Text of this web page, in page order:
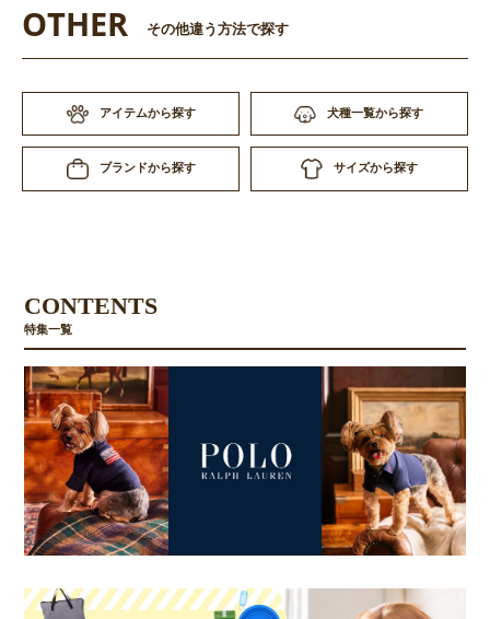
OTHER その他違う方法で探す
アイテムから探す 犬種一覧から探す
ブランドから探す サイズから探す
CONTENTS
特集一覧